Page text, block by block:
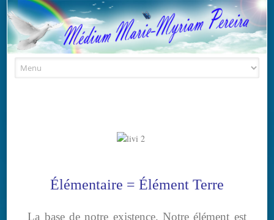
Élémentaire = Élément Terre
La base de notre existence. Notre élément est